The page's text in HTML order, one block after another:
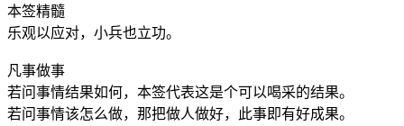
本签精髓
乐观以应对，小兵也立功。
凡事做事
若问事情结果如何，本签代表这是个可以喝采的结果。
若问事情该怎么做，那把做人做好，此事即有好成果。